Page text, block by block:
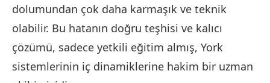
dolumundan çok daha karmaşık ve teknik
olabilir. Bu hatanın doğru teşhisi ve kalıcı
çözümü, sadece yetkili eğitim almış, York
sistemlerinin iç dinamiklerine hakim bir uzman